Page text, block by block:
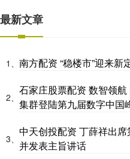
最新文章
1、 南方配资 “稳楼市”迎来
2、
石家庄股票配资 数智领
集群登陆第九届数字中国
3、
中天创投配资 丁薛祥出
并发表主旨讲话